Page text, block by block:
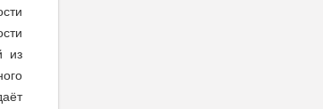
из